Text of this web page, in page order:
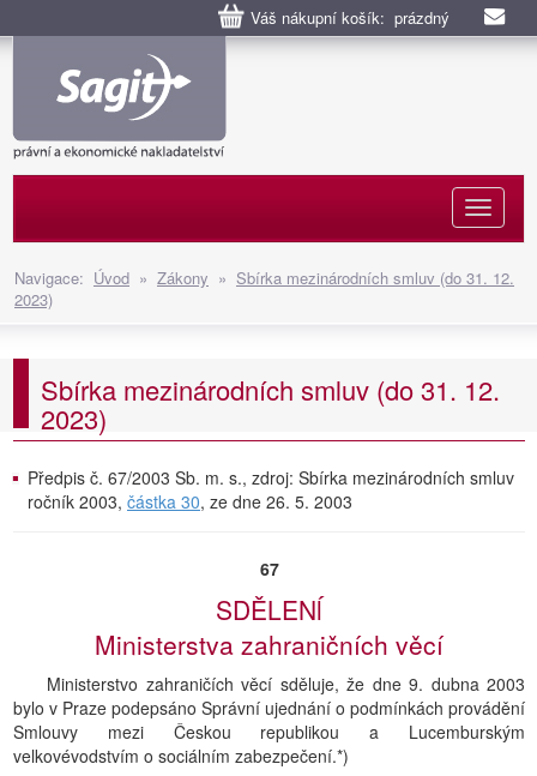
Váš nákupní košík: prázdný
Navigace: Úvod » Zákony » Sbírka mezinárodních smluv (do 31. 12.
2023)
Sbírka mezinárodních smluv (do 31. 12.
2023)
Předpis č. 67/2003 Sb. m. s., zdroj: Sbírka mezinárodních smluv
ročník 2003, částka 30, ze dne 26. 5. 2003
67
SDĚLENĺ
Ministerstva zahraničních věcí
Ministerstvo zahraničích věcí sděluje, že dne 9. dubna 2003
bylo v Praze podepsáno Správní ujednání o podmínkách provádění
Smlouvy mezi Českou republikou a Lucemburským
velkovévodstvím o sociálním zabezpečení.*)